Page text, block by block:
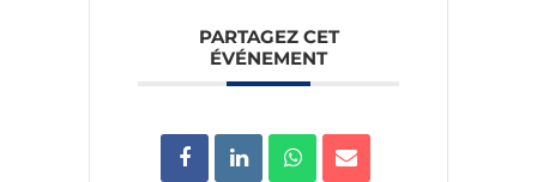
PARTAGEZ CET
ÉVÉNEMENT